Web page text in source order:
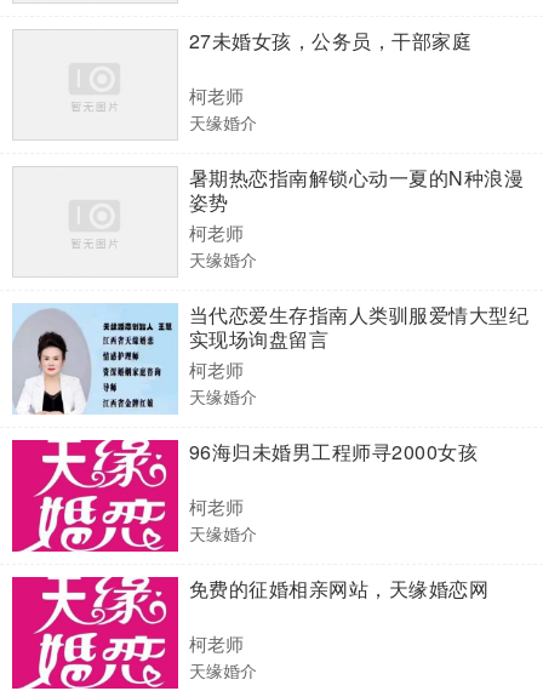
27未婚女孩，公务员，干部家庭
柯老师
天缘婚介
暑期热恋指南解锁心动一夏的N种浪漫
姿势
柯老师
天缘婚介
当代恋爱生存指南人类驯服爱情大型纪
实现场询盘留言
柯老师
天缘婚介
96海归未婚男工程师寻2000女孩
柯老师
天缘婚介
免费的征婚相亲网站，天缘婚恋网
柯老师
天缘婚介